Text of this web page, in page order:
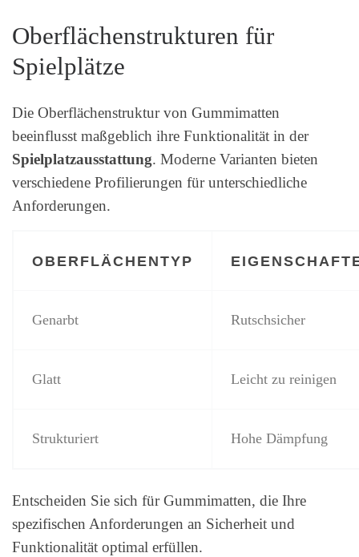
Oberflächenstrukturen für
Spielplätze
Die Oberflächenstruktur von Gummimatten
beeinflusst maßgeblich ihre Funktionalität in der
Spielplatzausstattung. Moderne Varianten bieten
verschiedene Profilierungen für unterschiedliche
Anforderungen.
OBERFLÄCHENTYP
Genarbt Rutschsicher
Glatt Leicht zu reinigen
Strukturiert Hohe Dämpfung
Entscheiden Sie sich für Gummimatten, die Ihre
spezifischen Anforderungen an Sicherheit und
Funktionalität optimal erfüllen.